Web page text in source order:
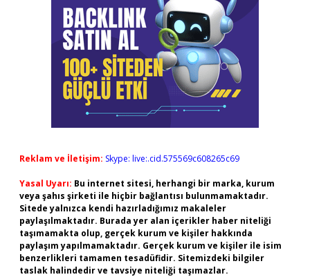
Reklam ve İletişim: Skype: live:.cid.575569c608265c69
Yasal Uyarı: Bu internet sitesi, herhangi bir marka, kurum
veya şahıs şirketi ile hiçbir bağlantısı bulunmamaktadır.
Sitede yalnızca kendi hazırladığımız makaleler
paylaşılmaktadır. Burada yer alan içerikler haber niteliği
taşımamakta olup, gerçek kurum ve kişiler hakkında
paylaşım yapılmamaktadır. Gerçek kurum ve kişiler ile isim
benzerlikleri tamamen tesadüfidir. Sitemizdeki bilgiler
taslak halindedir ve tavsiye niteliği taşımazlar.